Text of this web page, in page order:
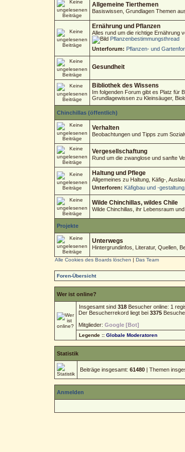
Allgemeine Tierthemen
Basiswissen, Grundlagen Themen
Ernährung und Pflanzen
Alles rund um die richtige Ernährung
Pflanzenbestimmungsthread
Unterforum: Pflanzen- und
Gesundheit
Bibliothek des Wissens
Im folgenden Forum gibt es Platz für
Grundlagewissen zu Kleinsäuger,
Chinchillas (öffentlich)
Verhalten
Beobachtungen und Tipps zum
Vergesellschaftung
Rund um die zwanglose und sanfte
Haltung und Pflege
Allgemeines zu Haltung, Käfig-,
Unterforen: Käfigbau und -gestaltung,
Wilde Chinchillas, wildes Chile
Wilde Chinchillas, ihr Lebensraum
Projekte
Unterwegs
Hintergrundinfos, Literatur, Quellen,
Alle Cookies des Boards löschen | Das Team
Foren-Übersicht
Wer ist online?
Insgesamt sind 318Besucher online: 1
Der Besucherrekord liegt bei 3375
Mitglieder: Google [Bot]
Legende :: Globale Moderatoren
Statistik
Beiträge insgesamt: 61480| Themen
Anmelden